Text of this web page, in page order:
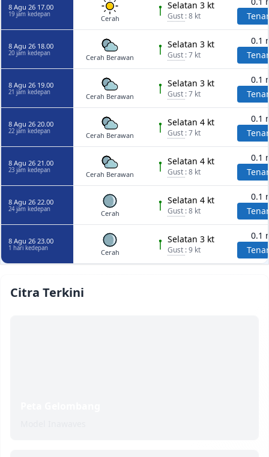
8 Agu 26 17.00
19 jam kedepan Cerah
Selatan 3 kt
Gust : 8 kt
8 Agu 26 18.00
20 jam kedepan Cerah Berawan
Selatan 3 kt
Gust : 7 kt
0.1
8 Agu 26 19.00
21 jam kedepan Cerah Berawan
Selatan 3 kt
Gust : 7 kt
0.1
8 Agu 26 20.00
22 jam kedepan Cerah Berawan
Selatan 4 kt
Gust : 7 kt
0.1
8 Agu 26 21.00
23 jam kedepan Cerah Berawan
Selatan 4 kt
Gust : 8 kt
0.1
8 Agu 26 22.00
24 jam kedepan Cerah
Selatan 4 kt
Gust : 8 kt
0.1
8 Agu 26 23.00
1 hari kedepan Cerah
Selatan 3 kt
Gust : 9 kt
0.1
Citra Terkini